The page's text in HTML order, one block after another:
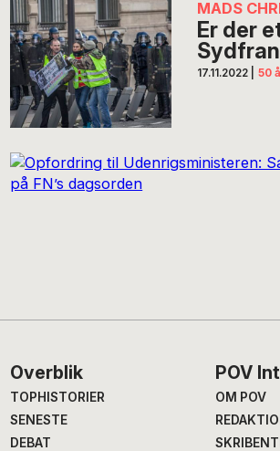
MADS
Er der
17.11.2022 50
Footer
Overblik
TOPHISTORIER
SENESTE
DEBAT
POV
OM POV